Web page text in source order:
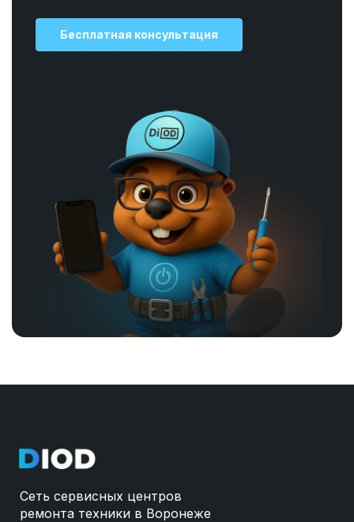
Бесплатная консультация
Сеть сервисных центров
ремонта техники в Воронеже